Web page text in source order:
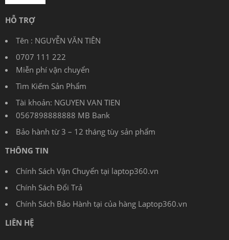
HỖ TRỢ
Tên : NGUYỄN VĂN TIÊN
0707 111 222
Miễn phí vận chuyển
Tìm Kiếm Sản Phẩm
Tài khoản: NGUYEN VAN TIEN
0567898888888 MB Bank
Bảo hành từ 3 – 12 tháng tùy sản phẩm
THÔNG TIN
Chính Sách Vận Chuyển tại laptop360.vn
Chính Sách Đổi Trả
Chính Sách Bảo Hành tại của hàng Laptop360.vn
LIÊN HỆ